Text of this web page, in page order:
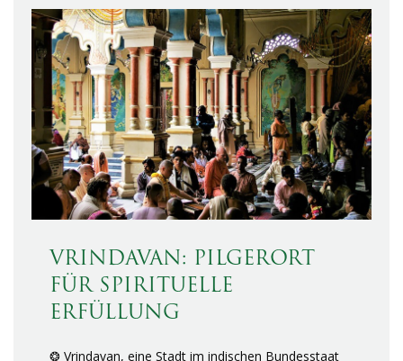
VRINDAVAN: PILGERORT
FÜR SPIRITUELLE
ERFÜLLUNG
❂ Vrindavan, eine Stadt im indischen Bundesstaat